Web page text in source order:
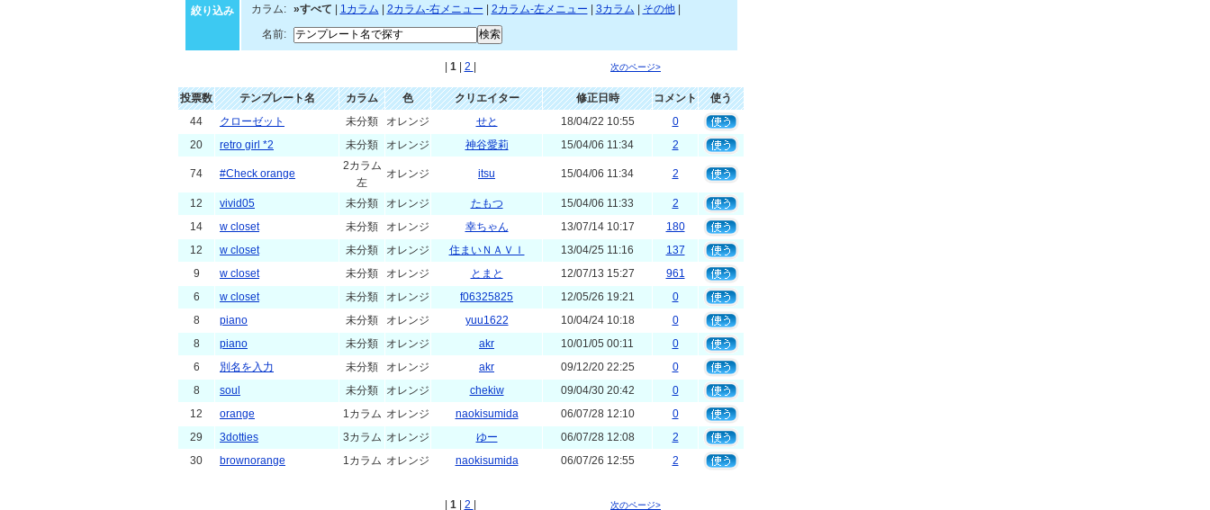
絞り込み
カラム:
»すべて 1カラム 2カラム-右メニュー 2カラム-左メニュー 3カラム その他|
名前:
1 2 次のページ>
投票数 テンプレート名 カラム 色 クリエイター 修正日時 コメント
使う
44
クローゼット 未分類 オレンジ せと 18/04/22 10:55
0
20
retro girl *2 未分類 オレンジ 神谷愛莉 15/04/06 11:34 2
74 #Check orange
2カラム
左
オレンジ itsu 15/04/06 11:34 2
12 vivid05 未分類 オレンジ たもつ 15/04/06 11:33
2
14
w closet 未分類 オレンジ 幸ちゃん 13/07/14 10:17
180
12
w closet 未分類 オレンジ 住まいＮＡＶＩ 13/04/25 11:16
137
9
w closet 未分類 オレンジ とまと 12/07/13 15:27
961
6
w closet 未分類 オレンジ f06325825 12/05/26 19:21
0
8
piano 未分類 オレンジ yuu1622 10/04/24 10:18
0
8
piano 未分類 オレンジ akr 10/01/05 00:11
0
6
別名を入力 未分類 オレンジ akr 09/12/20 22:25
0
8
soul 未分類 オレンジ chekiw 09/04/30 20:42
0
12
orange 1カラム オレンジ naokisumida 06/07/28 12:10
0
29
3dotties 3カラム オレンジ ゆー 06/07/28 12:08
2
30
brownorange 1カラム オレンジ naokisumida 06/07/26 12:55 2
1 2 次のページ>